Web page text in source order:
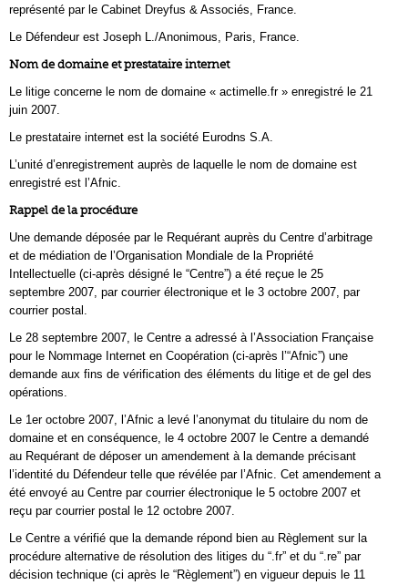
représenté par le Cabinet Dreyfus & Associés, France.
Le Défendeur est Joseph L./Anonimous, Paris, France.
Nom de domaine et prestataire internet
Le litige concerne le nom de domaine « actimelle.fr » enregistré le 21
juin 2007.
Le prestataire internet est la société Eurodns S.A.
L’unité d’enregistrement auprès de laquelle le nom de domaine est
enregistré est l’Afnic.
Rappel de la procédure
Une demande déposée par le Requérant auprès du Centre d’arbitrage
et de médiation de l’Organisation Mondiale de la Propriété
Intellectuelle (ci-après désigné le “Centre”) a été reçue le 25
septembre 2007, par courrier électronique et le 3 octobre 2007, par
courrier postal.
Le 28 septembre 2007, le Centre a adressé à l’Association Française
pour le Nommage Internet en Coopération (ci-après l’“Afnic”) une
demande aux fins de vérification des éléments du litige et de gel des
opérations.
Le 1er octobre 2007, l’Afnic a levé l’anonymat du titulaire du nom de
domaine et en conséquence, le 4 octobre 2007 le Centre a demandé
au Requérant de déposer un amendement à la demande précisant
l’identité du Défendeur telle que révélée par l’Afnic. Cet amendement a
été envoyé au Centre par courrier électronique le 5 octobre 2007 et
reçu par courrier postal le 12 octobre 2007.
Le Centre a vérifié que la demande répond bien au Règlement sur la
procédure alternative de résolution des litiges du “.fr” et du “.re” par
décision technique (ci après le “Règlement”) en vigueur depuis le 11